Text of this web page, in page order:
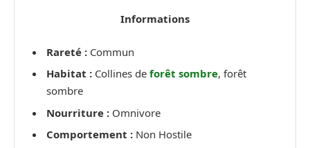
Informations
Rareté : Commun
Habitat : Collines de forêt sombre, forêt
sombre
Nourriture : Omnivore
Comportement : Non Hostile